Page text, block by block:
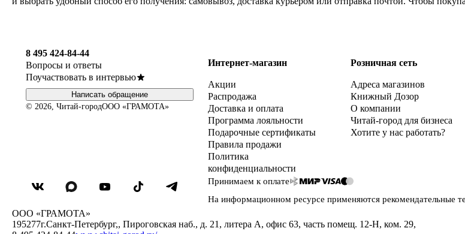
8 495 424-84-44
Вопросы и ответы
Поучаствовать в интервью
Написать обращение
© 2026, Читай-городООО «ГРАМОТА»
Интернет-магазин
Акции
Распродажа
Доставка и оплата
Программа лояльности
Подарочные сертификаты
Правила продажи
Политика
конфиденциальности
Розничная сеть
Адреса магазинов
Книжный Дозор
О компании
Читай-город для бизнеса
Хотите у нас работать?
Принимаем к оплате
На информационном ресурсе применяются рекомендательные
ООО «ГРАМОТА»
195277г.Санкт-Петербург,, Пироговская наб., д. 21, литера А, офис 63, часть помещ. 12-Н, ком. 29,